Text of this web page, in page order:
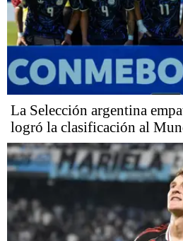
La Selección argentina
logró la clasificación al